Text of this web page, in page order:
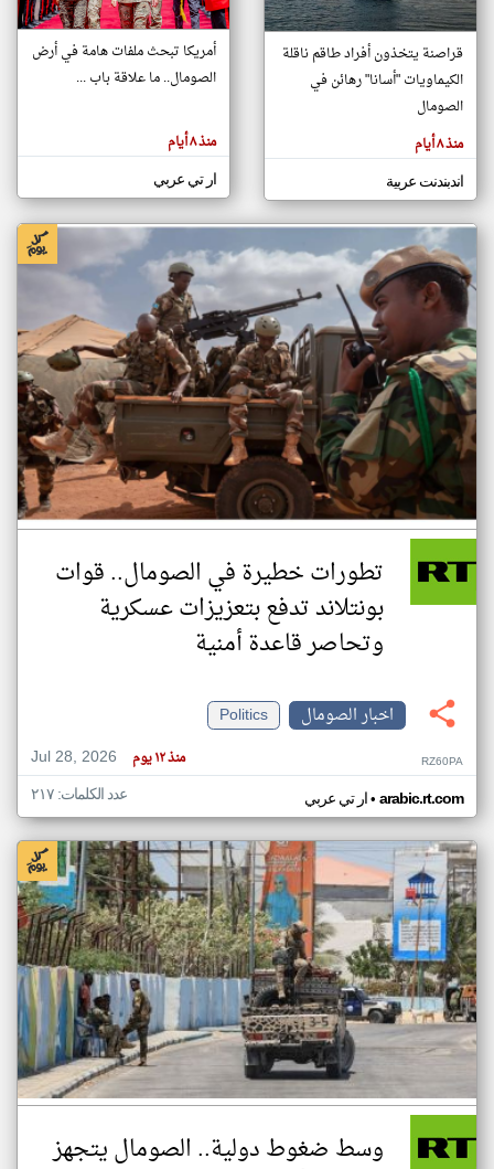
تغيير الدولة
اخبار الصومال على مدار الساعة
أهم اخبار الصومال العاجلة والمباشرة
المقالات
هنا عن
وجهة
كاتبيها.
قراصنة يتخذون أفراد طاقم ناقلة
الكيماويات "أسانا" رهائن في
الصومال
منذ ٨ أيام
اندبندنت عربية
أمريكا تبحث ملفات هامة في أرض
الصومال.. ما علاقة باب ...
منذ ٨ أيام
ار تي عربي
تطورات خطيرة في الصومال.. قوات
بونتلاند تدفع بتعزيزات عسكرية
وتحاصر قاعدة أمنية
اخبار الصومال
Politics
Jul 28, 2026
منذ ١٢ يوم RZ60PA
ار تي عربي• arabic.rt.com عدد الكلمات: ٢١٧
وسط ضغوط دولية.. الصومال يتجهز
klyoum.com